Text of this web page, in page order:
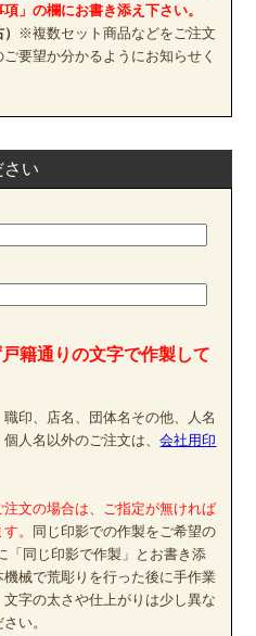
」の欄にお書き添え下さい。
※複数セット商品などをご注文
要望か分かるようにお知らせく
さい
籍通りの文字で作製して
職印、店名、団体名その他、人名
人名以外のご注文は、会社用印
文の場合は、ご指定が無ければ
。 同じ印影での作製をご希望の
「同じ印影で作製」とお書き添
械で荒彫りを行った後に手作業
字の太さや仕上がりは少し異な
い。